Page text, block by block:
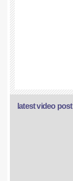
latest video post